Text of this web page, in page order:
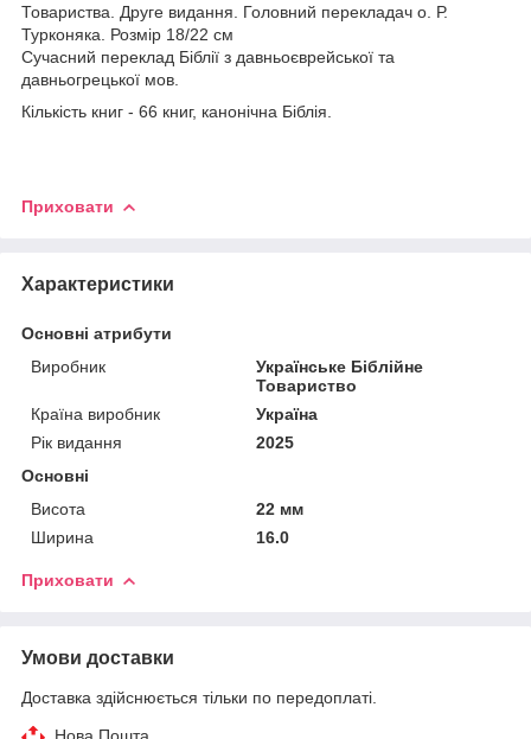
Товариства. Друге видання. Головний перекладач о. Р.
Турконяка. Розмір 18/22 см
Сучасний переклад Біблії з давньоєврейської та
давньогрецької мов.
Кількість книг - 66 книг, канонічна Біблія.
Приховати
Характеристики
Основні атрибути
Виробник
Українське Біблійне
Товариство
Країна виробник
Україна
Рік видання
2025
Основні
Висота
22 мм
Ширина
16.0
Приховати
Умови доставки
Доставка здійснюється тільки по передоплаті.
Нова Пошта